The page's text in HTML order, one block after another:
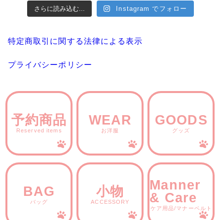
さらに読み込む... Instagram でフォロー
特定商取引に関する法律による表示
プライバシーポリシー
予約商品
Reserved items
WEAR
お洋服
GOODS
グッズ
BAG
バッグ
小物
ACCESSORY
Manner
& Care
ケア用品/マナーベルト